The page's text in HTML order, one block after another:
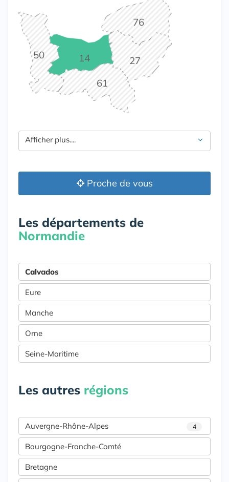
14 27
50
61
76
Afficher plus....
Proche de vous
Les départements de
Normandie
Calvados
Eure
Manche
Orne
Seine-Maritime
Les autres régions
Auvergne-Rhône-Alpes 4
Bourgogne-Franche-Comté
Bretagne